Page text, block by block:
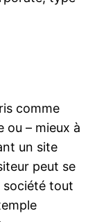
comme
ou – mieux à
un site
peut se
société tout